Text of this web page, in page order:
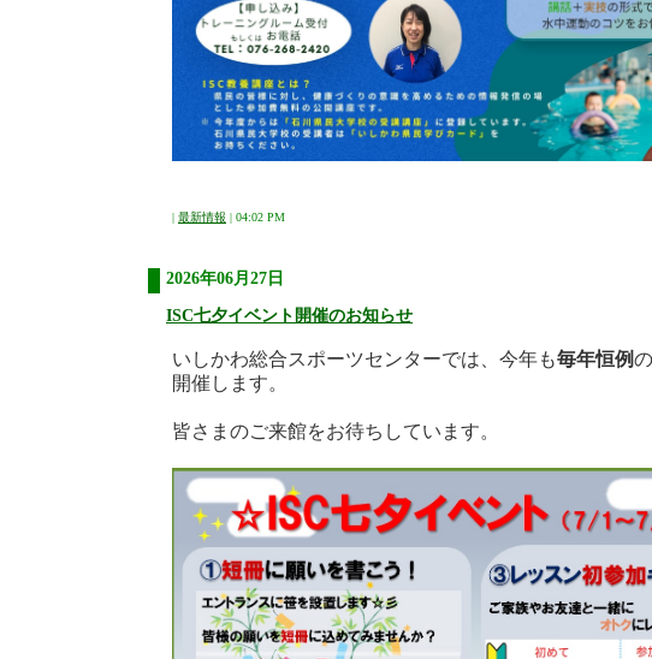
| 最新情報 | 04:02 PM
2026年06月27日
ISC七夕イベント開催のお知らせ
いしかわ総合スポーツセンターでは、今年も毎年恒例の
開催します。
皆さまのご来館をお待ちしています。